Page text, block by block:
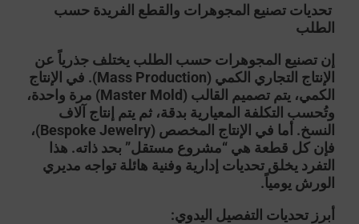
تحديات تصنيع المجوهرات والقطع الفريدة حسب
الطلب
إن تصنيع المجوهرات حسب الطلب يختلف جذرياً عن
الإنتاج التجاري الكمي (Mass Production). في الإنتاج
الكمي، يتم تصميم القالب (Master Mold) مرة واحدة،
وتُحسب التكلفة المعيارية بدقة، ثم يتم إنتاج آلاف
النسخ. أما في الإنتاج المخصص (Bespoke Jewelry)،
فإن كل قطعة هي “مشروع مستقل” بحد ذاته. هذا
التفرد يخلق تحديات إدارية وفنية هائلة تواجه مديري
الورش يومياً.
أبرز تحديات التفصيل اليدوي: